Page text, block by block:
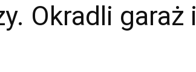
Okradli garaż i